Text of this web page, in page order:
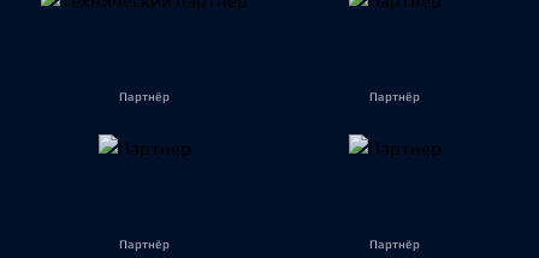
Партнёр Партнёр
Партнёр Партнёр